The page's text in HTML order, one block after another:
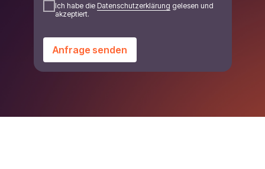
Ich habe die Datenschutzerklärung gelesen und
akzeptiert.
Anfrage senden